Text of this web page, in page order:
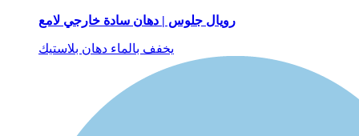
رويال جلوس | دهان سادة خارجي لامع
يخفف بالماء دهان بلاستيك